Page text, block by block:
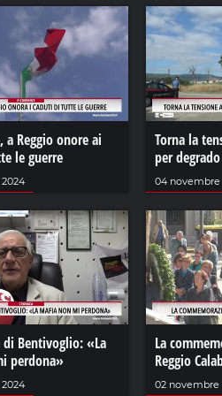
a Reggio onore ai
le guerre
Torna la
per
04 novembre
di Bentivoglio: «La
perdona»
La
Reggio
02 novembre